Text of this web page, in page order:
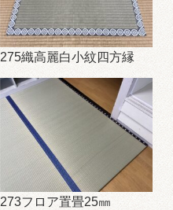
275織高麗白小紋四方縁
273フロア置畳25㎜